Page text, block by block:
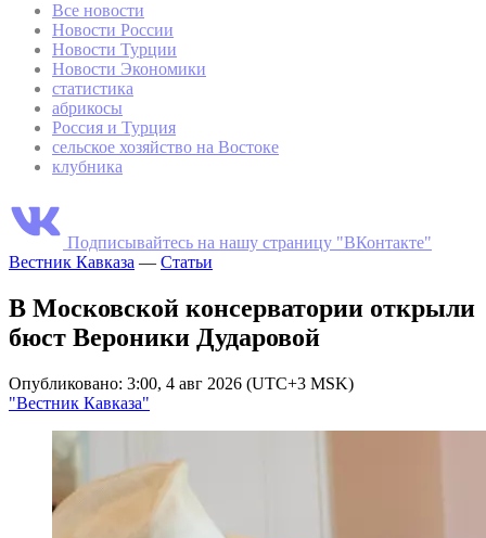
Все новости
Новости России
Новости Турции
Новости Экономики
статистика
абрикосы
Россия и Турция
сельское хозяйство на Востоке
клубника
Подписывайтесь на нашу страницу "ВКонтакте"
Вестник Кавказа — Статьи
В Московской консерватории открыли
бюст Вероники Дударовой
Опубликовано: 3:00, 4 авг 2026 (UTC+3 MSK)
"Вестник Кавказа"